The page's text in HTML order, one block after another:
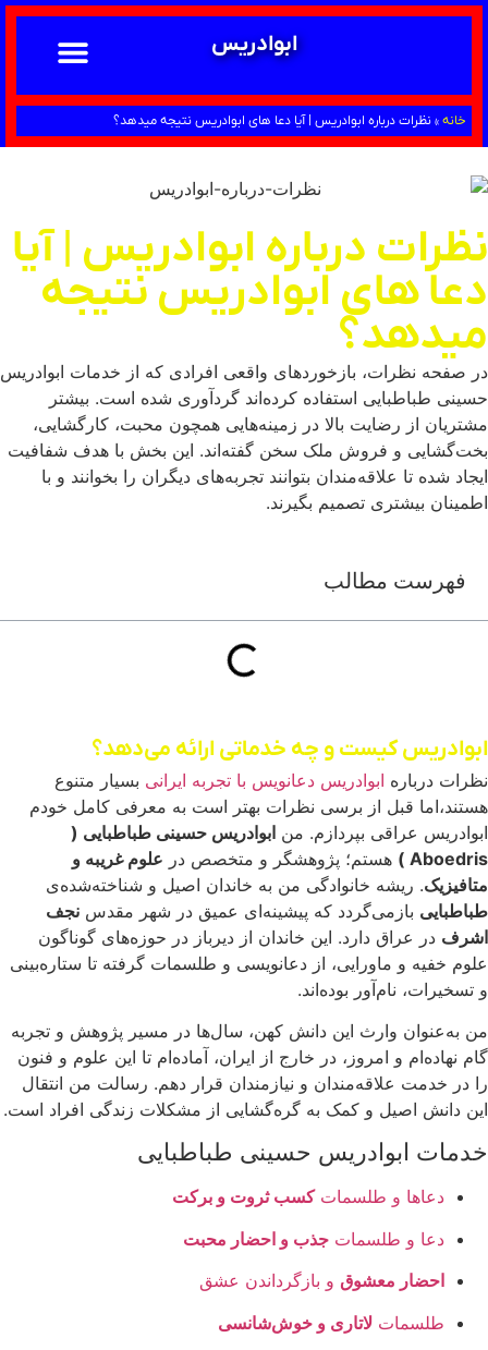
ابوادریس
خانه»نظرات درباره ابوادریس | آیا دعا های ابوادریس نتیجه میدهد؟
نظرات درباره ابوادریس | آیا
دعا های ابوادریس نتیجه
میدهد؟
در صفحه نظرات، بازخوردهای واقعی افرادی که از خدمات ابوادریس
حسینی طباطبایی استفاده کرده‌اند گردآوری شده است. بیشتر
مشتریان از رضایت بالا در زمینه‌هایی همچون محبت، کارگشایی،
بخت‌گشایی و فروش ملک سخن گفته‌اند. این بخش با هدف شفافیت
ایجاد شده تا علاقه‌مندان بتوانند تجربه‌های دیگران را بخوانند و با
اطمینان بیشتری تصمیم بگیرند.
فهرست مطالب
ابوادریس کیست و چه خدماتی ارائه می‌دهد؟
نظرات درباره ابوادریس دعانویس با تجربه ایرانی بسیار متنوع
هستند،‌اما قبل از برسی نظرات بهتر است به معرفی کامل خودم
ابوادریس عراقی بپردازم. من ابوادریس حسینی طباطبایی (
Aboedris )
هستم؛ پژوهشگر و متخصص در علوم غریبه و
متافیزیک. ریشه خانوادگی من به خاندان اصیل و شناخته‌شده‌ی
طباطبایی بازمی‌گردد که پیشینه‌ای عمیق در شهر مقدس نجف
اشرف در عراق دارد. این خاندان از دیرباز در حوزه‌های گوناگون
علوم خفیه و ماورایی، از دعانویسی و طلسمات گرفته تا ستاره‌بینی
و تسخیرات، نام‌آور بوده‌اند.
من به‌عنوان وارث این دانش کهن، سال‌ها در مسیر پژوهش و تجربه
گام نهاده‌ام و امروز، در خارج از ایران، آماده‌ام تا این علوم و فنون
را در خدمت علاقه‌مندان و نیازمندان قرار دهم. رسالت من انتقال
این دانش اصیل و کمک به گره‌گشایی از مشکلات زندگی افراد است.
خدمات ابوادریس حسینی طباطبایی
دعاها و طلسماتکسب ثروت و برکت
دعا و طلسمات جذب و احضار محبت
احضار معشوق و بازگرداندن عشق
طلسمات لاتاری و خوش‌شانسی